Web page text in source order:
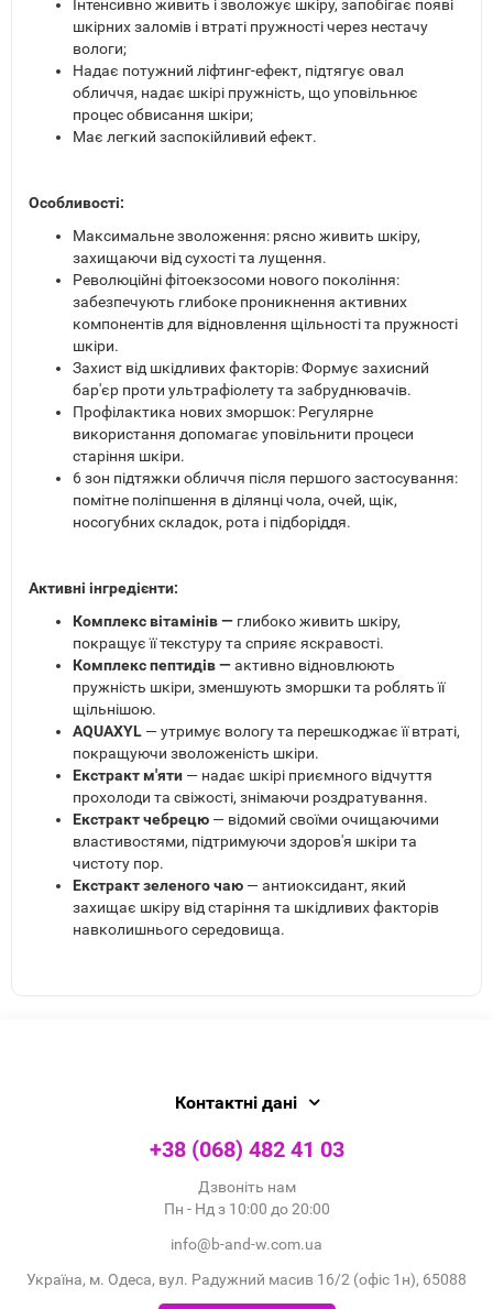
Інтенсивно живить і зволожує шкіру, запобігає появі
шкірних заломів і втраті пружності через нестачу
вологи;
Надає потужний ліфтинг-ефект, підтягує овал
обличчя, надає шкірі пружність, що уповільнює
процес обвисання шкіри;
Має легкий заспокійливий ефект.
Особливості:
Максимальне зволоження: рясно живить шкіру,
захищаючи від сухості та лущення.
Революційні фітоекзосоми нового покоління:
забезпечують глибоке проникнення активних
компонентів для відновлення щільності та пружності
шкіри.
Захист від шкідливих факторів: Формує захисний
бар'єр проти ультрафіолету та забруднювачів.
Профілактика нових зморшок: Регулярне
використання допомагає уповільнити процеси
старіння шкіри.
6 зон підтяжки обличчя після першого застосування:
помітне поліпшення в ділянці чола, очей, щік,
носогубних складок, рота і підборіддя.
Активні інгредієнти:
Комплекс вітамінів — глибоко живить шкіру,
покращує її текстуру та сприяє яскравості.
Комплекс пептидів —активно відновлюють
пружність шкіри, зменшують зморшки та роблять її
щільнішою.
AQUAXYL — утримує вологу та перешкоджає її втраті,
покращуючи зволоженість шкіри.
Екстракт м'яти — надає шкірі приємного відчуття
прохолоди та свіжості, знімаючи роздратування.
Екстракт чебрецю — відомий своїми очищаючими
властивостями, підтримуючи здоров'я шкіри та
чистоту пор.
Екстракт зеленого чаю — антиоксидант, який
захищає шкіру від старіння та шкідливих факторів
навколишнього середовища.
Контактні дані
+38 (068) 482 41 03
Дзвоніть нам
Пн - Нд з 10:00 до 20:00
info@b-and-w.com.ua
Україна, м. Одеса, вул. Радужний масив 16/2 (офіс 1н), 65088